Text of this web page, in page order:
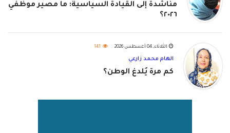
مناشدة إلى القيادة السياسية: ما مصير موظفي
٢٠٢٦؟
الثلاثاء, 04 أغسطس 2026 141
الهام محمد زارعي
كم مرة يُلدغ الوطن؟